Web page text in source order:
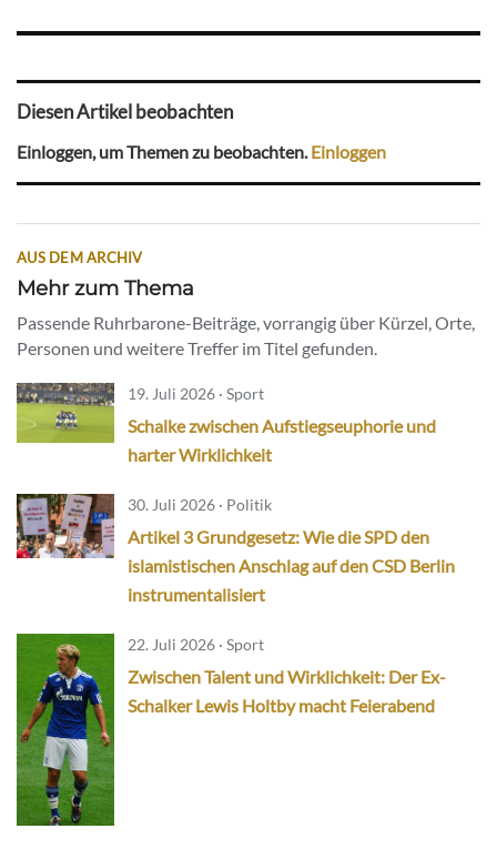
Diesen Artikel beobachten
Einloggen, um Themen zu beobachten.Einloggen
AUS DEM ARCHIV
Mehr zum Thema
Passende Ruhrbarone-Beiträge, vorrangig über Kürzel, Orte,
Personen und weitere Treffer im Titel gefunden.
19. Juli 2026 · Sport
Schalke zwischen Aufstiegseuphorie und
harter Wirklichkeit
30. Juli 2026 · Politik
Artikel 3 Grundgesetz: Wie die SPD den
islamistischen Anschlag auf den CSD Berlin
instrumentalisiert
22. Juli 2026 · Sport
Zwischen Talent und Wirklichkeit: Der Ex-
Schalker Lewis Holtby macht Feierabend